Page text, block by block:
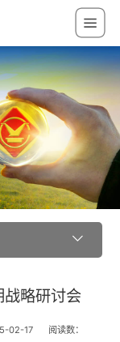
略研讨会
02-17
阅读数：